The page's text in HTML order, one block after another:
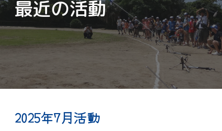
最近の活動
2025年7月活動